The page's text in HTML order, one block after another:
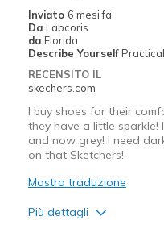
Width
Sizing
View On Shoes
I'm
Inviato 6 mesi fa
Da Labcoris
da Florida
Describe Yourself Practical
RECENSITO IL
skechers.com
I buy shoes for their
they have a little sparkle!
and now grey! I need
on that Sketchers!
Mostra traduzione
Più dettagli